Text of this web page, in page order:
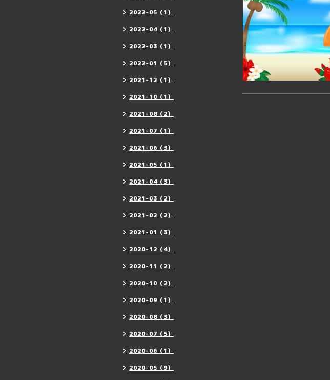
2022-05（1）
2022-04（1）
2022-03（1）
2022-01（5）
2021-12（1）
2021-10（1）
2021-08（2）
2021-07（1）
2021-06（3）
2021-05（1）
2021-04（3）
2021-03（2）
2021-02（2）
2021-01（3）
2020-12（4）
2020-11（2）
2020-10（2）
2020-09（1）
2020-08（3）
2020-07（5）
2020-06（1）
2020-05（9）